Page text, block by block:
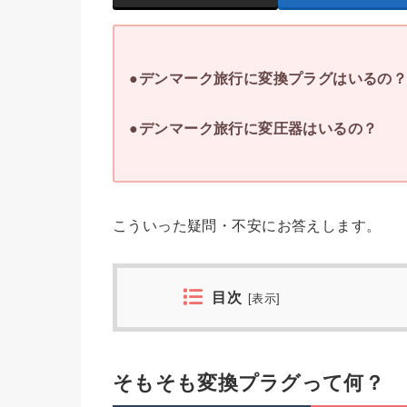
●デンマーク旅行に変換プラグはいるの？
●デンマーク旅行に変圧器はいるの？
こういった疑問・不安にお答えします。
目次 [表示]
そもそも変換プラグって何？